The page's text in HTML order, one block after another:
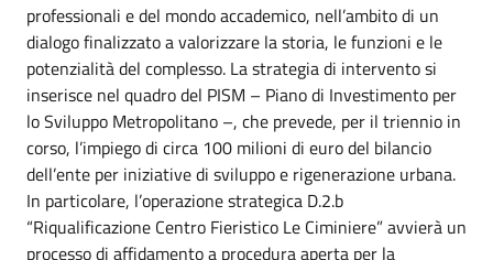
professionali e del mondo accademico, nell’ambito di un
dialogo finalizzato a valorizzare la storia, le funzioni e le
potenzialità del complesso. La strategia di intervento si
inserisce nel quadro del PISM – Piano di Investimento per
lo Sviluppo Metropolitano –, che prevede, per il triennio in
corso, l’impiego di circa 100 milioni di euro del bilancio
dell’ente per iniziative di sviluppo e rigenerazione urbana.
In particolare, l’operazione strategica D.2.b
“Riqualificazione Centro Fieristico Le Ciminiere” avvierà un
processo di affidamento a procedura aperta per la